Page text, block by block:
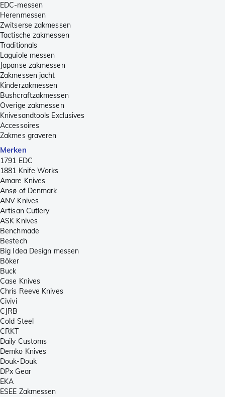
EDC-messen
Herenmessen
Zwitserse zakmessen
Tactische zakmessen
Traditionals
Laguiole messen
Japanse zakmessen
Zakmessen jacht
Kinderzakmessen
Bushcraftzakmessen
Overige zakmessen
Knivesandtools Exclusives
Accessoires
Zakmes graveren
Merken
1791 EDC
1881 Knife Works
Amare Knives
Ansø of Denmark
ANV Knives
Artisan Cutlery
ASK Knives
Benchmade
Bestech
Big Idea Design messen
Böker
Buck
Case Knives
Chris Reeve Knives
Civivi
CJRB
Cold Steel
CRKT
Daily Customs
Demko Knives
Douk-Douk
DPx Gear
EKA
ESEE Zakmessen